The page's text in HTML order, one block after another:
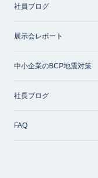
社員ブログ
展示会レポート
中小企業のBCP地震対策
社長ブログ
FAQ